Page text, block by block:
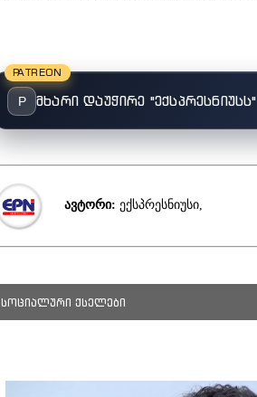
PATREON
P მხარი დაუჭირე "ექსპრესნიუსს"
ავტორი: ექსპრესნიუსი,
სოციალური ქსელები